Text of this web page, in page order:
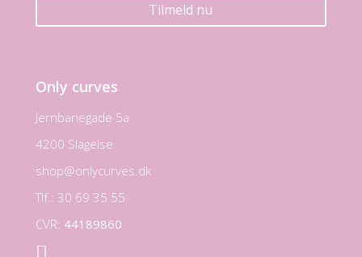
Tilmeld nu
Only curves
Jernbanegade 5a
4200 Slagelse
shop@onlycurves.dk
Tlf.: 30 69 35 55
CVR: 44189860